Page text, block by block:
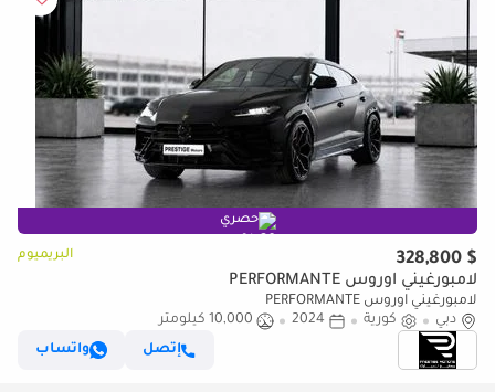
حصري
$ 328,800 البريميوم
لامبورغيني اوروس PERFORMANTE
لامبورغيني اوروس PERFORMANTE
دبي
كورية 2024
10,000 كيلومتر
إتصل
واتساب